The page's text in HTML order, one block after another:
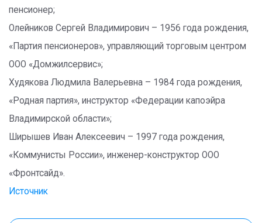
пенсионер;
Олейников Сергей Владимирович – 1956 года рождения,
«Партия пенсионеров», управляющий торговым центром
ООО «Домжилсервис»;
Худякова Людмила Валерьевна – 1984 года рождения,
«Родная партия», инструктор «Федерации капоэйра
Владимирской области»;
Ширышев Иван Алексеевич – 1997 года рождения,
«Коммунисты России», инженер-конструктор ООО
«Фронтсайд».
Источник